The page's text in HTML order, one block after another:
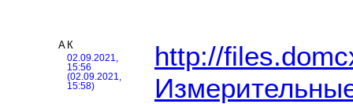
АК
02.09.2021,
15:56
(02.09.2021,
15:58)
http://